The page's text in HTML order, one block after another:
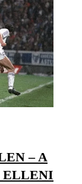
– A
ELLENI